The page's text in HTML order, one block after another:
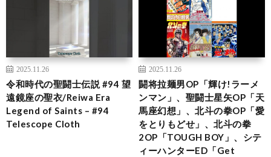
2025.11.26
令和時代の聖闘士伝説 #94 望
遠鏡座の聖衣/Reiwa Era
Legend of Saints – #94
Telescope Cloth
2025.11.26
闘将拉麺男OP「輝け!ラーメ
ンマン」、聖闘士星矢OP「天
馬座幻想」、北斗の拳OP「愛
をとりもどせ」、北斗の拳
2OP「TOUGH BOY」、シテ
ィーハンターED「Get